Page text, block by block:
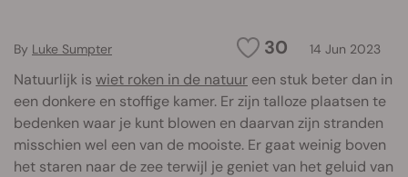
30 14 Jun 2023
By Luke Sumpter
Natuurlijk is wiet roken in de natuur een stuk beter dan in
een donkere en stoffige kamer. Er zijn talloze plaatsen te
bedenken waar je kunt blowen en daarvan zijn stranden
misschien wel een van de mooiste. Er gaat weinig boven
het staren naar de zee terwijl je geniet van het geluid van